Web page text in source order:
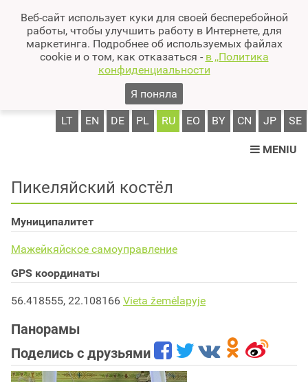
Веб-сайт использует куки для своей бесперебойной
работы, чтобы улучшить работу в Интернете, для
маркетинга. Подробнее об используемых файлах
cookie и о том, как отказаться - в ,,Политика
конфиденциальности
Я поняла
LT EN DE PL RU EO BY CN JP SE
MENIU
Пикеляйский костёл
Муниципалитет
Мажейкяйское самоуправление
GPS координаты
56.418555, 22.108166 Vieta žemėlapyje
Панорамы
Поделись с друзьями